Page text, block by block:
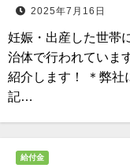
2025年7月16日
妊娠・出産した世帯
治体で行われていま
紹介します！ ＊弊社
記…
給付金